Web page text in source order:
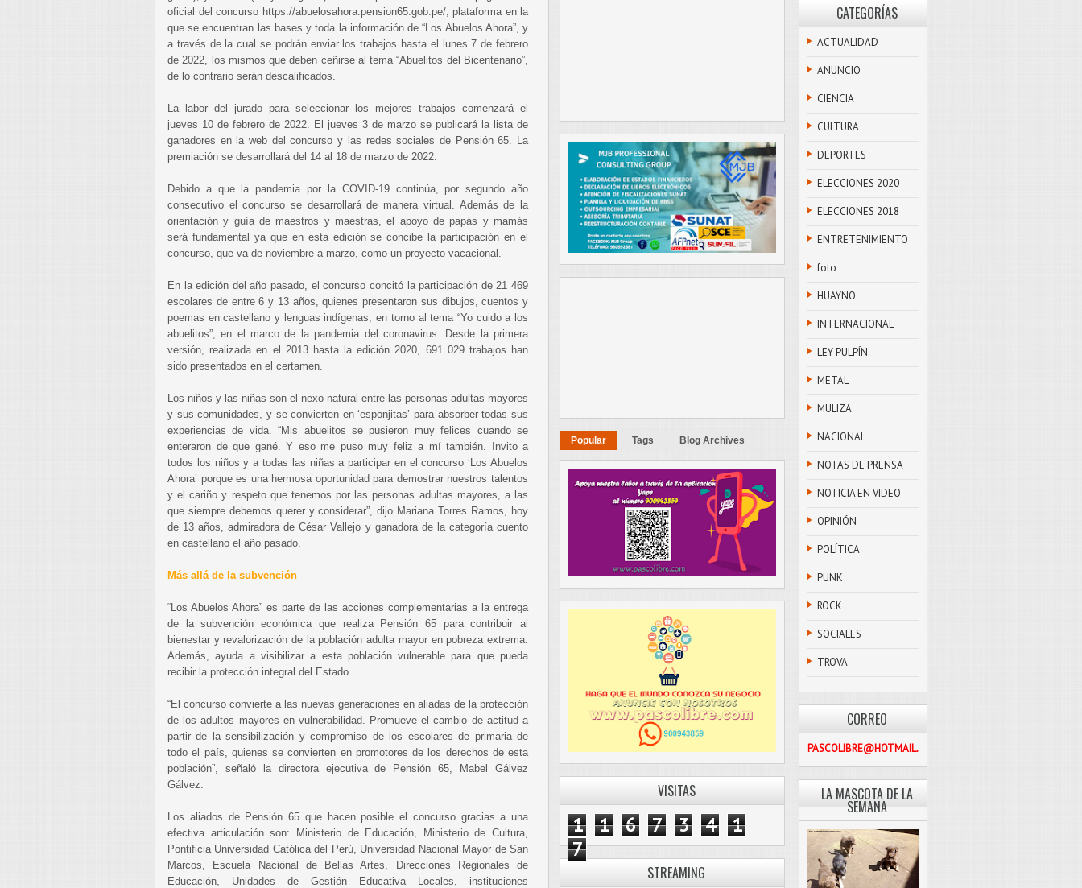
oficial del concurso https://abuelosahora.pension65.gob.pe/, plataforma en la
que se encuentran las bases y toda la información de “Los Abuelos Ahora”, y
a través de la cual se podrán enviar los trabajos hasta el lunes 7 de febrero
de 2022, los mismos que deben ceñirse al tema “Abuelitos del Bicentenario”,
de lo contrario serán descalificados.
La labor del jurado para seleccionar los mejores trabajos comenzará el
jueves 10 de febrero de 2022. El jueves 3 de marzo se publicará la lista de
ganadores en la web del concurso y las redes sociales de Pensión 65. La
premiación se desarrollará del 14 al 18 de marzo de 2022.
Debido a que la pandemia por la COVID-19 continúa, por segundo año
consecutivo el concurso se desarrollará de manera virtual. Además de la
orientación y guía de maestros y maestras, el apoyo de papás y mamás
será fundamental ya que en esta edición se concibe la participación en el
concurso, que va de noviembre a marzo, como un proyecto vacacional.
En la edición del año pasado, el concurso concitó la participación de 21 469
escolares de entre 6 y 13 años, quienes presentaron sus dibujos, cuentos y
poemas en castellano y lenguas indígenas, en torno al tema “Yo cuido a los
abuelitos”, en el marco de la pandemia del coronavirus. Desde la primera
versión, realizada en el 2013 hasta la edición 2020, 691 029 trabajos han
sido presentados en el certamen.
Los niños y las niñas son el nexo natural entre las personas adultas mayores
y sus comunidades, y se convierten en ‘esponjitas’ para absorber todas sus
experiencias de vida. “Mis abuelitos se pusieron muy felices cuando se
enteraron de que gané. Y eso me puso muy feliz a mí también. Invito a
todos los niños y a todas las niñas a participar en el concurso ‘Los Abuelos
Ahora’ porque es una hermosa oportunidad para demostrar nuestros talentos
y el cariño y respeto que tenemos por las personas adultas mayores, a las
que siempre debemos querer y considerar”, dijo Mariana Torres Ramos, hoy
de 13 años, admiradora de César Vallejo y ganadora de la categoría cuento
en castellano el año pasado.
Más allá de la subvención
“Los Abuelos Ahora” es parte de las acciones complementarias a la entrega
de la subvención económica que realiza Pensión 65 para contribuir al
bienestar y revalorización de la población adulta mayor en pobreza extrema.
Además, ayuda a visibilizar a esta población vulnerable para que pueda
recibir la protección integral del Estado.
“El concurso convierte a las nuevas generaciones en aliadas de la protección
de los adultos mayores en vulnerabilidad. Promueve el cambio de actitud a
partir de la sensibilización y compromiso de los escolares de primaria de
todo el país, quienes se convierten en promotores de los derechos de esta
población”, señaló la directora ejecutiva de Pensión 65, Mabel Gálvez
Gálvez.
Los aliados de Pensión 65 que hacen posible el concurso gracias a una
efectiva articulación son: Ministerio de Educación, Ministerio de Cultura,
Pontificia Universidad Católica del Perú, Universidad Nacional Mayor de San
Marcos, Escuela Nacional de Bellas Artes, Direcciones Regionales de
Educación, Unidades de Gestión Educativa Locales, instituciones
Popular Tags Blog Archives
VISITAS
1 1 6 7 3 4
1
7
STREAMING
CATEGORÍAS
ACTUALIDAD
ANUNCIO
CIENCIA
CULTURA
DEPORTES
ELECCIONES 2020
ELECCIONES 2018
ENTRETENIMIENTO
foto
HUAYNO
INTERNACIONAL
LEY PULPÍN
METAL
MULIZA
NACIONAL
NOTAS DE PRENSA
NOTICIA EN VIDEO
OPINIÓN
POLÍTICA
PUNK
ROCK
SOCIALES
TROVA
CORREO
PASCOLIBRE@HOTMAIL.COM
LA MASCOTA DE LA
SEMANA